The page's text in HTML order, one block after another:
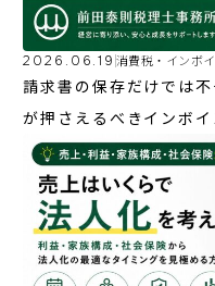
2026.06.19消費税・インボ
請求書の保存だけでは
が押さえるべきインボ